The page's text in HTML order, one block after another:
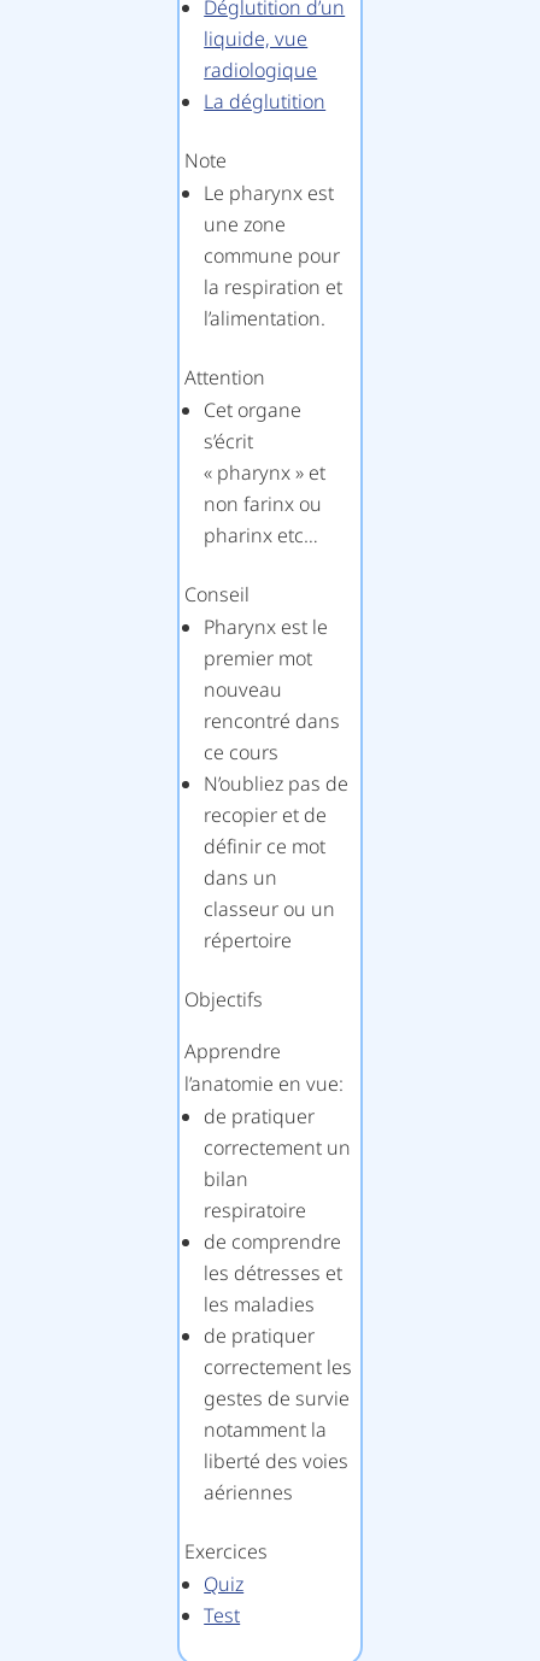
Déglutition d’un
liquide, vue
radiologique
La déglutition
Note
Le pharynx est
une zone
commune pour
la respiration et
l’alimentation.
Attention
Cet organe
s’écrit
« pharynx » et
non farinx ou
pharinx etc…
Conseil
Pharynx est le
premier mot
nouveau
rencontré dans
ce cours
N’oubliez pas de
recopier et de
définir ce mot
dans un
classeur ou un
répertoire
Objectifs
Apprendre
l’anatomie en vue:
de pratiquer
correctement un
bilan
respiratoire
de comprendre
les détresses et
les maladies
de pratiquer
correctement les
gestes de survie
notamment la
liberté des voies
aériennes
Exercices
Quiz
Test